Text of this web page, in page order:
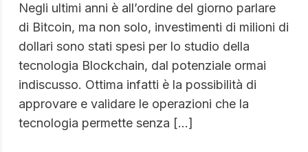
Negli ultimi anni è all’ordine del giorno parlare
di Bitcoin, ma non solo, investimenti di milioni di
dollari sono stati spesi per lo studio della
tecnologia Blockchain, dal potenziale ormai
indiscusso. Ottima infatti è la possibilità di
approvare e validare le operazioni che la
tecnologia permette senza […]